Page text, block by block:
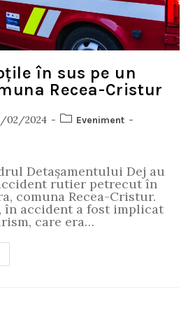
în sus pe un
Recea-Cristur
02/2024
Eveniment
Detașamentului Dej au
rutier petrecut în
comuna Recea-Cristur.
în accident a fost implicat
care era…